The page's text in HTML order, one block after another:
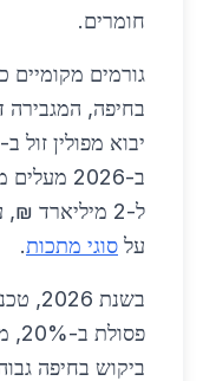
חומרים.
גורמים מקומיים
בחיפה, המגבירה
ב-2026
על סוגי מתכות.